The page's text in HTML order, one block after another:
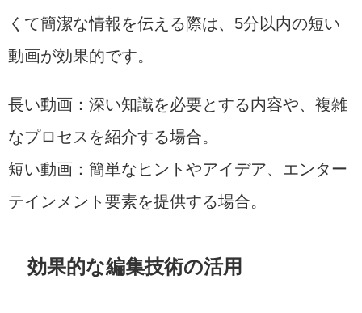
くて簡潔な情報を伝える際は、5分以内の短い
動画が効果的です。
長い動画：深い知識を必要とする内容や、複雑
なプロセスを紹介する場合。
短い動画：簡単なヒントやアイデア、エンター
テインメント要素を提供する場合。
効果的な編集技術の活用